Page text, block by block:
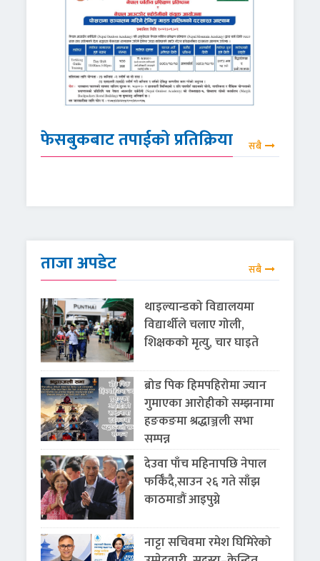
फेसबुकबाट तपाईको प्रतिक्रिया सबै
ताजा अपडेट सबै
थाइल्यान्डको विद्यालयमा
विद्यार्थीले चलाए गोली,
शिक्षकको मृत्यु, चार घाइते
ब्रोड पिक हिमपहिरोमा ज्यान
गुमाएका आरोहीको सम्झनामा
हङकङमा श्रद्धाञ्जली सभा
सम्पन्न
देउवा पाँच महिनापछि नेपाल
फर्किँदै,साउन २६ गते साँझ
काठमाडौं आइपुग्ने
नाट्टा सचिवमा रमेश घिमिरेको